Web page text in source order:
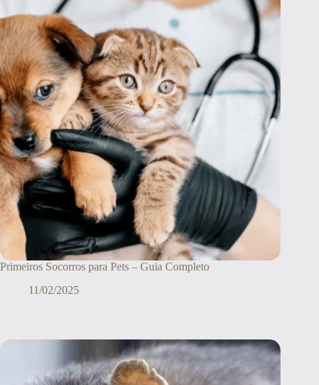
Primeiros Socorros para Pets – Guia Completo
11/02/2025